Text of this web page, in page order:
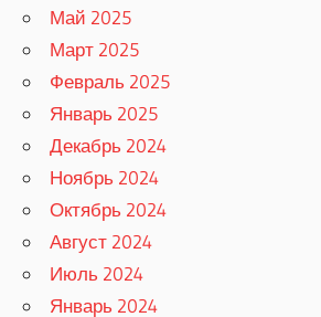
Май 2025
Март 2025
Февраль 2025
Январь 2025
Декабрь 2024
Ноябрь 2024
Октябрь 2024
Август 2024
Июль 2024
Январь 2024